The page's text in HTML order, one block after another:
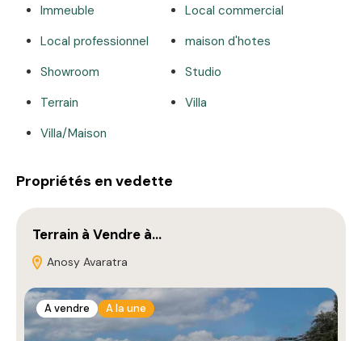
Immeuble
Local commercial
Local professionnel
maison d'hotes
Showroom
Studio
Terrain
Villa
Villa/Maison
Propriétés en vedette
Terrain à Vendre à…
Anosy Avaratra
A vendre A la une